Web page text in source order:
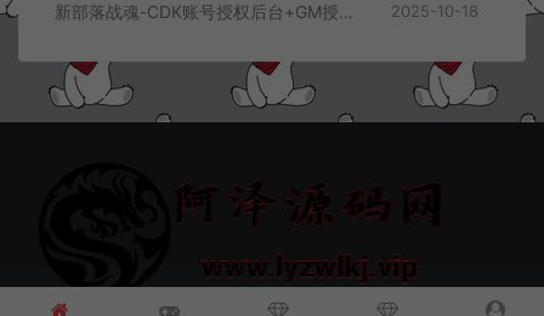
新部落战魂-CDK账号授权后台+GM授权后台+使用教程 2025-10-18
© 2021~2026 阿泽源码网 www.lyzwlkj.vip 冷雨泽
豫